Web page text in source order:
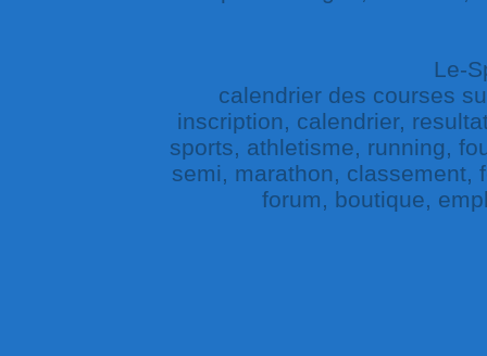
Le-
calendrier des courses
inscription, calendrier,
sports, athletisme, running,
semi, marathon, classement,
forum, boutique,